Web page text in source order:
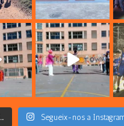
Segueix-nos a